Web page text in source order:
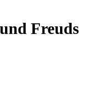
Freuds